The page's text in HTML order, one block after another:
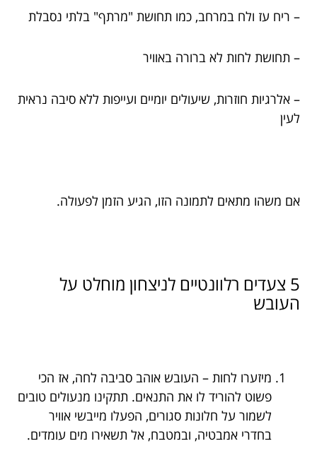
– ריח עז ולח במרחב, כמו תחושת "מרתף" בלתי נסבלת
– תחושת לחות לא ברורה באוויר
– אלרגיות חוזרות, שיעולים יומיים ועייפות ללא סיבה נראית
לעין
אם משהו מתאים לתמונה הזו, הגיע הזמן לפעולה.
5 צעדים רלוונטיים לניצחון מוחלט על
העובש
מיזערו לחות – העובש אוהב סביבה לחה, אז הכי
פשוט להוריד לו את התנאים. תתקינו מנעולים טובים
לשמור על חלונות סגורים, הפעלו מייבשי אוויר
בחדרי אמבטיה, ובמטבח, אל תשאירו מים עומדים.